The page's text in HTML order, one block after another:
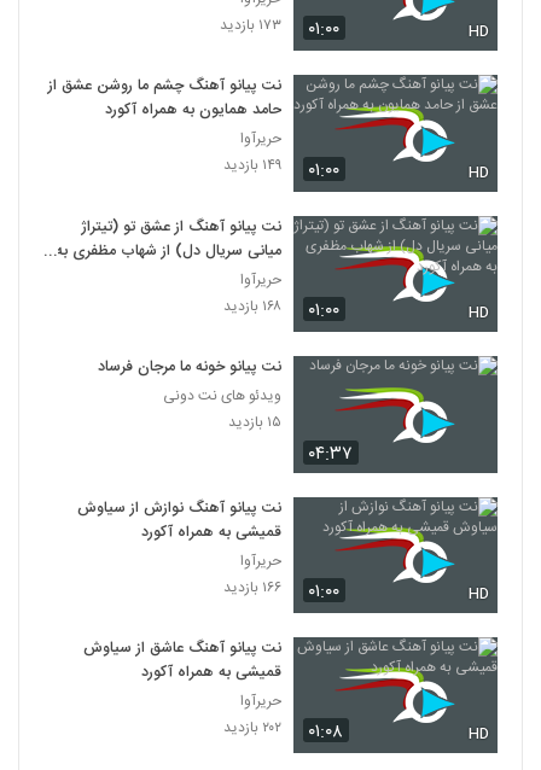
۰۱:۰۰ HD
۱۷۳ بازدید
۰۱:۰۰ HD
نت پیانو آهنگ چشم ما روشن عشق از
حامد همایون به همراه آکورد
حریرآوا
۱۴۹ بازدید
۰۱:۰۰ HD
نت پیانو آهنگ از عشق تو (تیتراژ
میانی سریال دل) از شهاب مظفری به
همراه آکورد
حریرآوا
۱۶۸ بازدید
۰۴:۳۷
نت پیانو خونه ما مرجان فرساد
ویدئو های نت دونی
۱۵ بازدید
۰۱:۰۰ HD
نت پیانو آهنگ نوازش از سیاوش
قمیشی به همراه آکورد
حریرآوا
۱۶۶ بازدید
۰۱:۰۸ HD
نت پیانو آهنگ عاشق از سیاوش
قمیشی به همراه آکورد
حریرآوا
۲۰۲ بازدید